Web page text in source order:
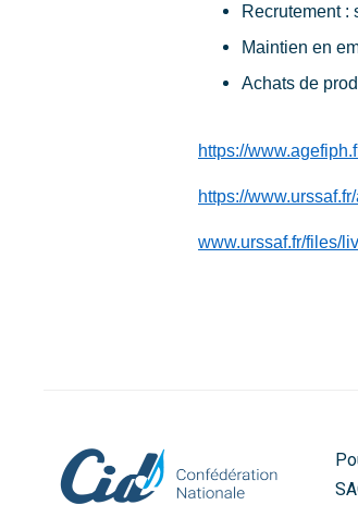
Recrutement :
Maintien en
Achats de
https://
https://
www.urssaf.fr/files/